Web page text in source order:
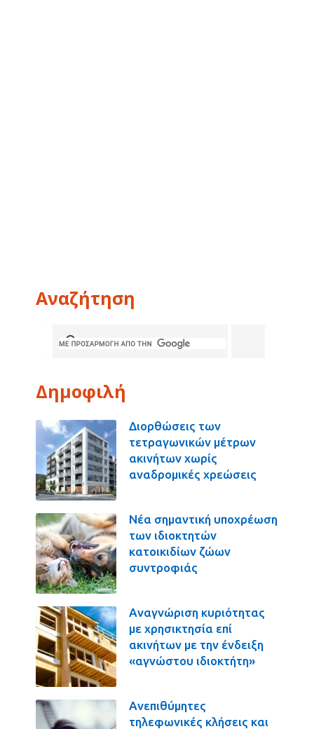
Αναζήτηση
Δημοφιλή
Διορθώσεις των
τετραγωνικών μέτρων
ακινήτων χωρίς
αναδρομικές χρεώσεις
Νέα σημαντική υποχρέωση
των ιδιοκτητών
κατοικιδίων ζώων
συντροφιάς
Αναγνώριση κυριότητας
με χρησικτησία επί
ακινήτων με την ένδειξη
«αγνώστου ιδιοκτήτη»
Ανεπιθύμητες
τηλεφωνικές κλήσεις και